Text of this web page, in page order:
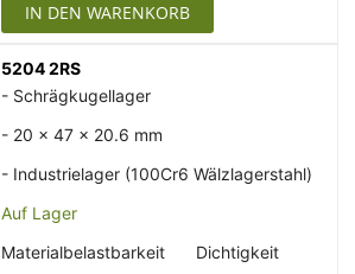
IN DEN WARENKORB
5204 2RS
- Schrägkugellager
- 20 x 47 x 20.6 mm
- Industrielager (100Cr6 Wälzlagerstahl)
Auf Lager
Materialbelastbarkeit
Dichtigkeit